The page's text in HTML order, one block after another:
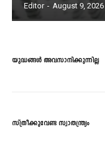
Editor - August 9, 2026
യുദ്ധങ്ങൾ അവസാനിക്കുന്നില്ല
സ്ത്രീക്കുവേണ്ട സ്വാതന്ത്ര്യം